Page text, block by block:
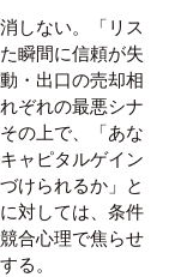
しない。「リス
瞬間に信頼が失
・出口の売却相
ぞれの最悪シナ
の上で、「あな
ャピタルゲイン
けられるか」と
対しては、条件
合心理で焦らせ
る。